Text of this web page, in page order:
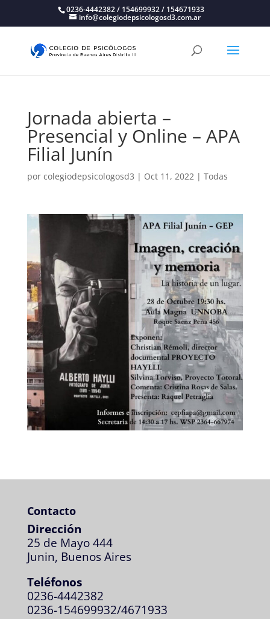
0236-4442382 / 154699932 / 154671933
info@colegiodepsicologosd3.com.ar
Jornada abierta –
Presencial y Online – APA
Filial Junín
por colegiodepsicologosd3 | Oct 11, 2022| Todas
Contacto
Dirección
25 de Mayo 444
Junin, Buenos Aires
Teléfonos
0236-4442382
0236-154699932/4671933